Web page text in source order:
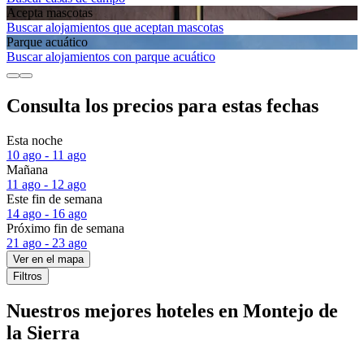
Acepta mascotas
Buscar alojamientos que aceptan mascotas
Parque acuático
Buscar alojamientos con parque acuático
Consulta los precios para estas fechas
Esta noche
10 ago - 11 ago
Mañana
11 ago - 12 ago
Este fin de semana
14 ago - 16 ago
Próximo fin de semana
21 ago - 23 ago
Ver en el mapa
Filtros
Nuestros mejores hoteles en Montejo de
la Sierra